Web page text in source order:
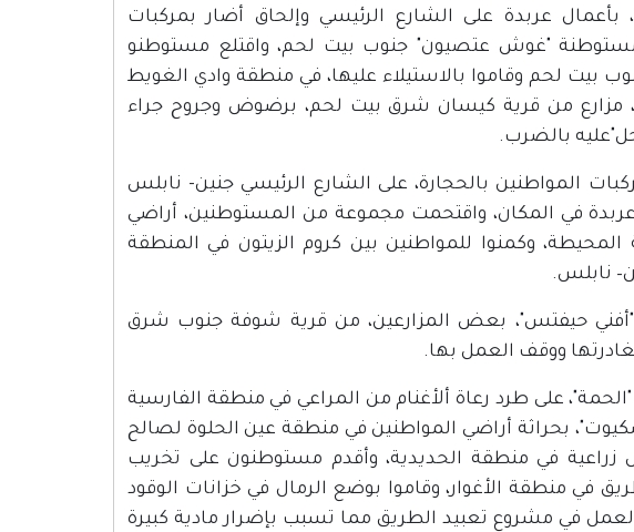
عربدة على الشارع الرئيسي وإلحاق أضار بمركبات
"غوش عتصيون" جنوب بيت لحم، واقتلع مستوطنو
بيت لحم وقاموا بالاستيلاء عليها، في منطقة وادي الغويط
مزارع من قرية كيسان شرق بيت لحم، برضوض وجروح جراء
بالضرب.
المواطنين بالحجارة، على الشارع الرئيسي جنين- نابلس
في المكان، واقتحمت مجموعة من المستوطنين، أراضي
وكمنوا للمواطنين بين كروم الزيتون في المنطقة
نابلس.
حيفتس"، بعض المزارعين، من قرية شوفة جنوب شرق
ووقف العمل بها.
على طرد رعاة ألأغنام من المراعي في منطقة الفارسية
بحراثة أراضي المواطنين في منطقة عين الحلوة لصالح
في منطقة الحديدية، وأقدم مستوطنون على تخريب
في منطقة الأغوار، وقاموا بوضع الرمال في خزانات الوقود
العمل في مشروع تعبيد الطريق مما تسبب بإضرار مادية كبيرة